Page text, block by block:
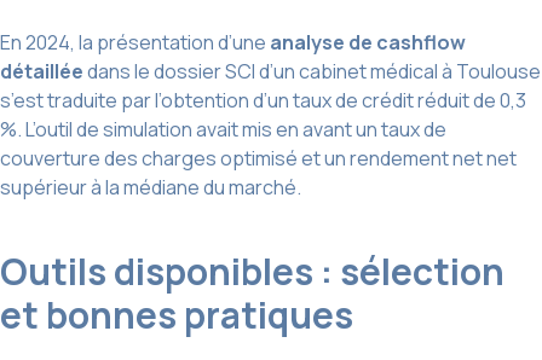
En 2024, la présentation d’une analyse de cashflow
détailléedans le dossier SCI d’un cabinet médical à Toulouse
s’est traduite par l’obtention d’un taux de crédit réduit de 0,3
%. L’outil de simulation avait mis en avant un taux de
couverture des charges optimisé et un rendement net net
supérieur à la médiane du marché.
Outils disponibles : sélection
et bonnes pratiques